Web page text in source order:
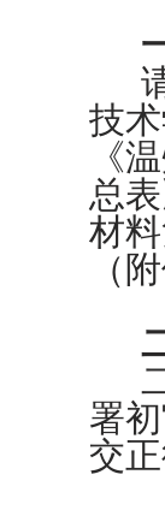
技
《
总
材
（
署
交